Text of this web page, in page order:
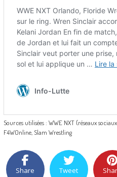
Sources utilisées : WWE NXT (réseaux
F4WOnline, Slam Wrestling
Share Tweet